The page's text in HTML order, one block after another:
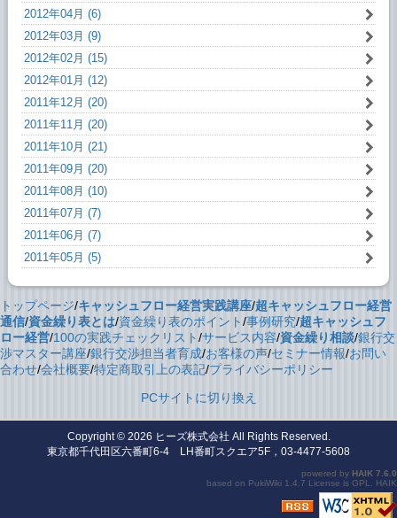
2012年04月 (6)
2012年03月 (9)
2012年02月 (15)
2012年01月 (12)
2011年12月 (20)
2011年11月 (20)
2011年10月 (21)
2011年09月 (20)
2011年08月 (10)
2011年07月 (7)
2011年06月 (7)
2011年05月 (5)
トップページ/キャッシュフロー経営実践講座/超キャッシュフロー経営
通信/資金繰り表とは/資金繰り表のポイント/事例研究/超キャッシュフ
ロー経営/100の実践チェックリスト/サービス内容/資金繰り相談/銀行交
渉マスター講座/銀行交渉担当者育成/お客様の声/セミナー情報/お問い
合わせ/会社概要/特定商取引上の表記/プライバシーポリシー
PCサイトに切り換え
Copyright © 2026 ヒーズ株式会社 All Rights Reserved.
東京都千代田区六番町6-4 LH番町スクエア5F，03-4477-5608
powered by HAIK 7.6.0
based on PukiWiki 1.4.7 License is GPL. HAIK